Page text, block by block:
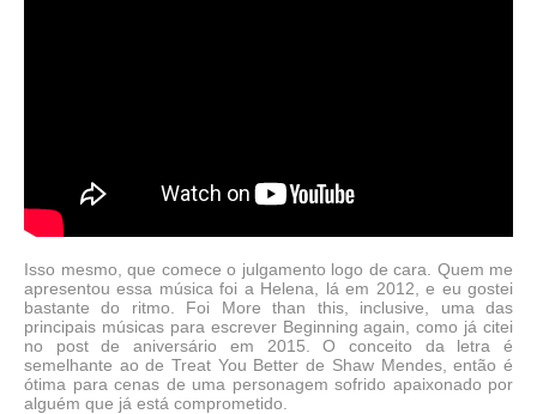
Isso mesmo, que comece o julgamento logo de cara. Quem me
apresentou essa música foi a Helena, lá em 2012, e eu gostei
bastante do ritmo. Foi More than this, inclusive, uma das
principais músicas para escrever Beginning again, como já citei
no post de aniversário em 2015. O conceito da letra é
semelhante ao de Treat You Better de Shaw Mendes, então é
ótima para cenas de uma personagem sofrido apaixonado por
alguém que já está comprometido.